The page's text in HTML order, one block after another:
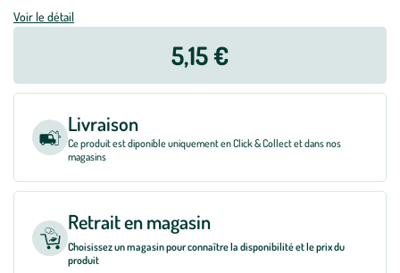
Voir le détail
5,15 €
Livraison
Ce produit est diponible uniquement en Click & Collect et dans nos
magasins
Retrait en magasin
Choisissez un magasin pour connaître la disponibilité et le prix du
produit